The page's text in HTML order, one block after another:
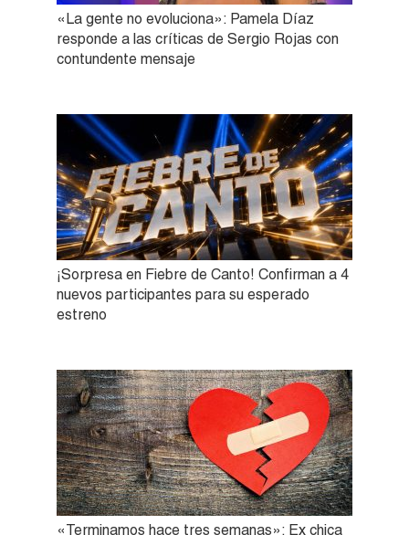
«La gente no evoluciona»: Pamela Díaz
responde a las críticas de Sergio Rojas con
contundente mensaje
¡Sorpresa en Fiebre de Canto! Confirman a 4
nuevos participantes para su esperado
estreno
«Terminamos hace tres semanas»: Ex chica